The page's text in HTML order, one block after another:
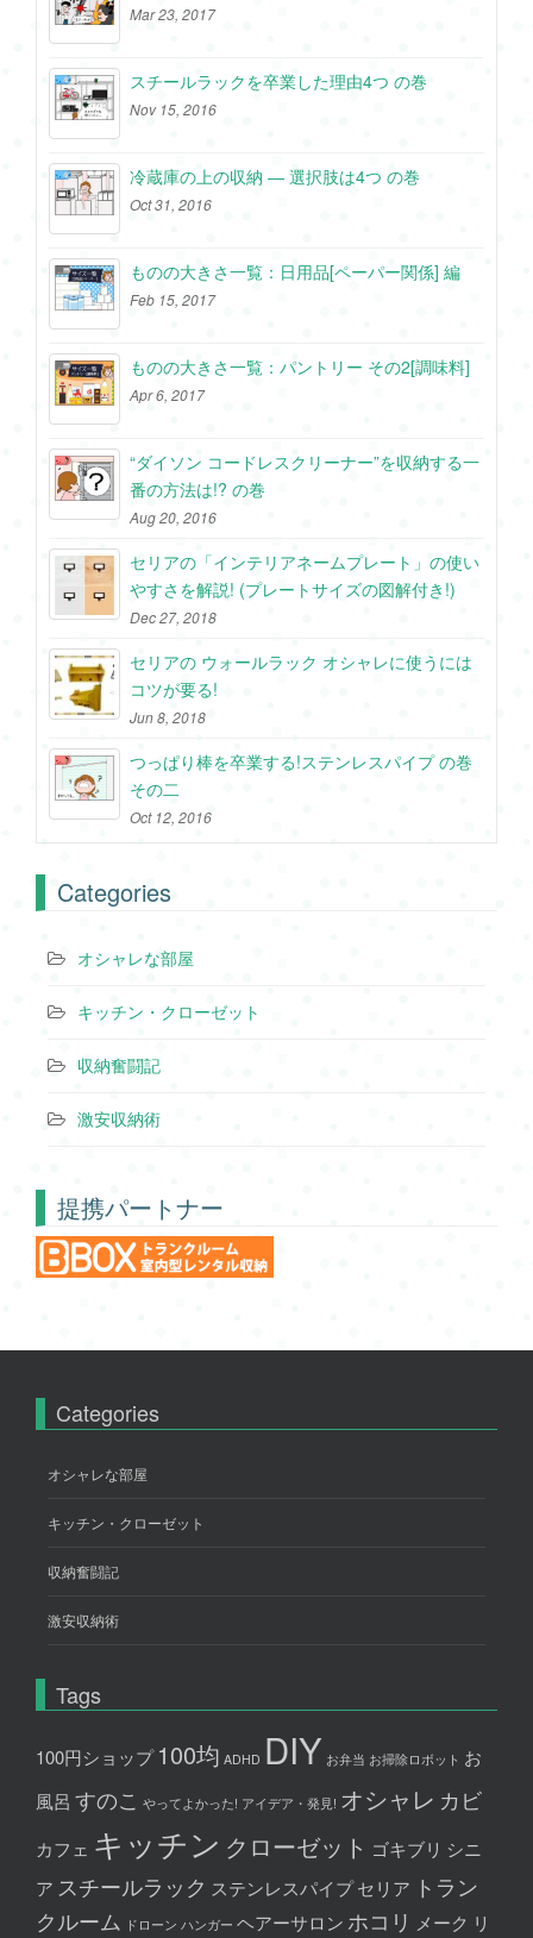
Mar 23, 2017
スチールラックを卒業した理由4つ の巻
Nov 15, 2016
冷蔵庫の上の収納 ― 選択肢は4つ の巻
Oct 31, 2016
ものの大きさ一覧：日用品[ペーパー関係] 編
Feb 15, 2017
ものの大きさ一覧：パントリー その2[調味料]
Apr 6, 2017
“ダイソン コードレスクリーナー”を収納する一
番の方法は!? の巻
Aug 20, 2016
セリアの「インテリアネームプレート」の使い
やすさを解説! (プレートサイズの図解付き!)
Dec 27, 2018
セリアの ウォールラック オシャレに使うには
コツが要る!
Jun 8, 2018
つっぱり棒を卒業する!ステンレスパイプ の巻
その二
Oct 12, 2016
Categories
オシャレな部屋
キッチン・クローゼット
収納奮闘記
激安収納術
提携パートナー
Categories
オシャレな部屋
キッチン・クローゼット
収納奮闘記
激安収納術
Tags
100円ショップ 100均 ADHD DIY お弁当 お掃除ロボット お
風呂 すのこ やってよかった! アイデア・発見! オシャレ カビ
カフェ キッチン クローゼット ゴキブリ シニ
ア スチールラック ステンレスパイプセリア トラン
クルーム ドローン ハンガー ヘアーサロン ホコリ メーク リ